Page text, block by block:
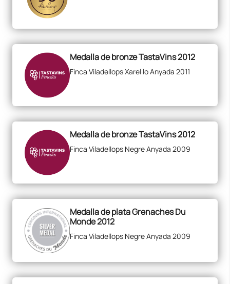
Medalla de bronze TastaVins 2012
Finca Viladellops Xarel·lo Anyada 2011
Medalla de bronze TastaVins 2012
Finca Viladellops Negre Anyada 2009
Medalla de plata Grenaches Du
Monde 2012
Finca Viladellops Negre Anyada 2009